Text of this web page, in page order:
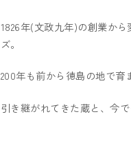
1826年(文政九年)の創業か
ズ。
200年も前から徳島の地で育
引き継がれてきた蔵と、今